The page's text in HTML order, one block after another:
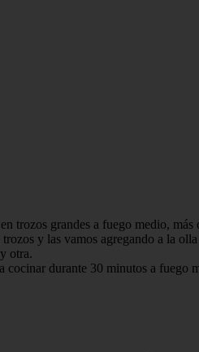
trozos grandes a fuego medio,
y las vamos agregando a la
otra.
durante 30 minutos a fuego